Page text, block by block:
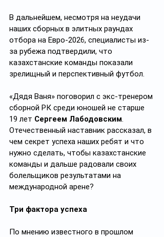
В дальнейшем, несмотря на неудачи
наших сборных в элитных раундах
отбора на Евро-2026, специалисты из-
за рубежа подтвердили, что
казахстанские команды показали
зрелищный и перспективный футбол.
«Дядя Ваня» поговорил с экс-тренером
сборной РК среди юношей не старше
19 лет Сергеем Лабодовским.
Отечественный наставник рассказал, в
чем секрет успеха наших ребят и что
нужно сделать, чтобы казахстанские
команды и дальше радовали своих
болельщиков результатами на
международной арене?
Три фактора успеха
По мнению известного в прошлом